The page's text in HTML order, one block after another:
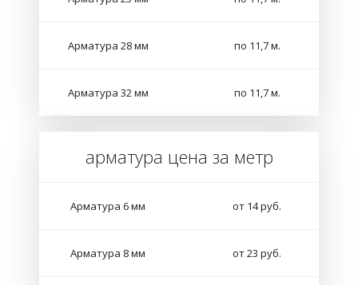
Арматура 28 мм по 11,7 м.
Арматура 32 мм по 11,7 м.
арматура цена за метр
Арматура 6 мм от 14 руб.
Арматура 8 мм от 23 руб.